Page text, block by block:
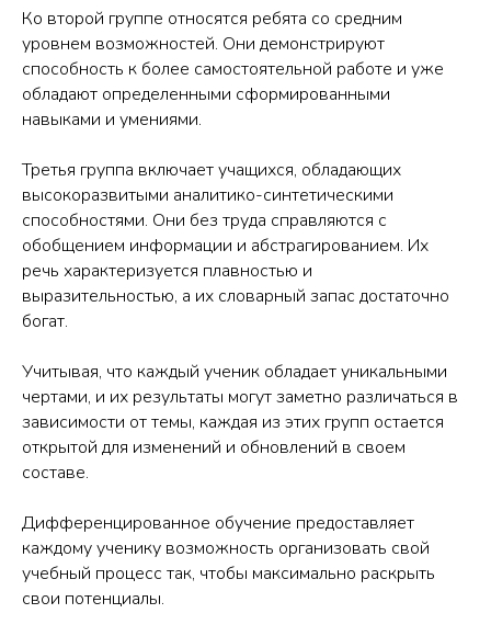
Ко второй группе относятся ребята со средним
уровнем возможностей. Они демонстрируют
способность к более самостоятельной работе и уже
обладают определенными сформированными
навыками и умениями.
Третья группа включает учащихся, обладающих
высокоразвитыми аналитико-синтетическими
способностями. Они без труда справляются с
обобщением информации и абстрагированием. Их
речь характеризуется плавностью и
выразительностью, а их словарный запас достаточно
богат.
Учитывая, что каждый ученик обладает уникальными
чертами, и их результаты могут заметно различаться в
зависимости от темы, каждая из этих групп остается
открытой для изменений и обновлений в своем
составе.
Дифференцированное обучение предоставляет
каждому ученику возможность организовать свой
учебный процесс так, чтобы максимально раскрыть
свои потенциалы.